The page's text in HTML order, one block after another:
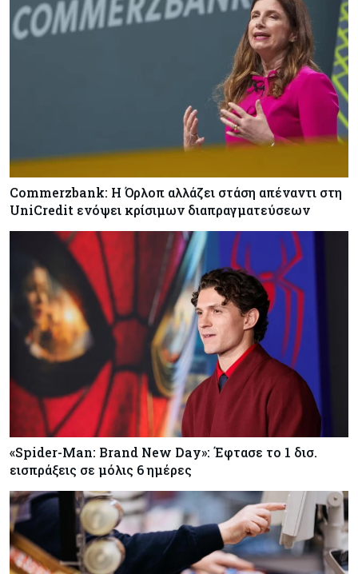
Commerzbank: Η Όρλοπ αλλάζει στάση απέναντι στη
UniCredit ενόψει κρίσιμων διαπραγματεύσεων
«Spider-Man: Brand New Day»: Έφτασε το 1 δισ.
εισπράξεις σε μόλις 6 ημέρες